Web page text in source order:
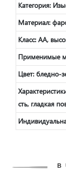
Категория:
Материал:
Класс: AA,
Применимые
Цвет: бледно-
сть, гладкая